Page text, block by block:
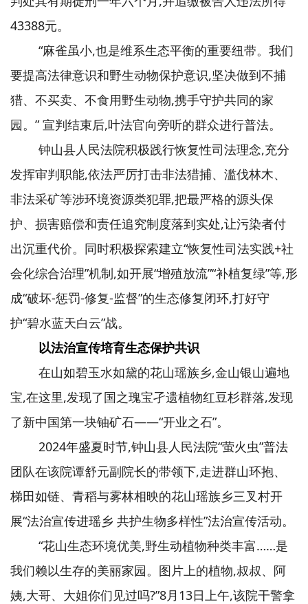
43388元。
“麻雀虽小,也是维系生态平衡的重要纽带。我们
要提高法律意识和野生动物保护意识,坚决做到不捕
猎、不买卖、不食用野生动物,携手守护共同的家
园。” 宣判结束后,叶法官向旁听的群众进行普法。
钟山县人民法院积极践行恢复性司法理念,充分
发挥审判职能,依法严厉打击非法猎捕、滥伐林木、
非法采矿等涉环境资源类犯罪,把最严格的源头保
护、损害赔偿和责任追究制度落到实处,让污染者付
出沉重代价。同时积极探索建立“恢复性司法实践+社
会化综合治理”机制,如开展“增殖放流”“补植复绿”等,形
成“破坏-惩罚-修复-监督”的生态修复闭环,打好守
护“碧水蓝天白云”战。
以法治宣传培育生态保护共识
在山如碧玉水如黛的花山瑶族乡,金山银山遍地
宝,在这里,发现了国之瑰宝孑遗植物红豆杉群落,发现
了新中国第一块铀矿石——“开业之石”。
2024年盛夏时节,钟山县人民法院“萤火虫”普法
团队在该院谭舒元副院长的带领下,走进群山环抱、
梯田如链、青稻与雾林相映的花山瑶族乡三叉村开
展“法治宣传进瑶乡 共护生物多样性”法治宣传活动。
“花山生态环境优美,野生动植物种类丰富……是
我们赖以生存的美丽家园。图片上的植物,叔叔、阿
姨,大哥、大姐你们见过吗?”8月13日上午,该院干警拿